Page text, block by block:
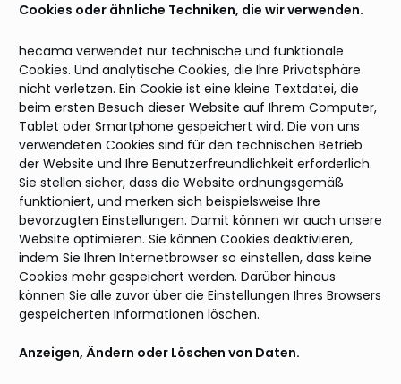
Cookies oder ähnliche Techniken, die wir verwenden.
hecama verwendet nur technische und funktionale
Cookies. Und analytische Cookies, die Ihre Privatsphäre
nicht verletzen. Ein Cookie ist eine kleine Textdatei, die
beim ersten Besuch dieser Website auf Ihrem Computer,
Tablet oder Smartphone gespeichert wird. Die von uns
verwendeten Cookies sind für den technischen Betrieb
der Website und Ihre Benutzerfreundlichkeit erforderlich.
Sie stellen sicher, dass die Website ordnungsgemäß
funktioniert, und merken sich beispielsweise Ihre
bevorzugten Einstellungen. Damit können wir auch unsere
Website optimieren. Sie können Cookies deaktivieren,
indem Sie Ihren Internetbrowser so einstellen, dass keine
Cookies mehr gespeichert werden. Darüber hinaus
können Sie alle zuvor über die Einstellungen Ihres Browsers
gespeicherten Informationen löschen.
Anzeigen, Ändern oder Löschen von Daten.